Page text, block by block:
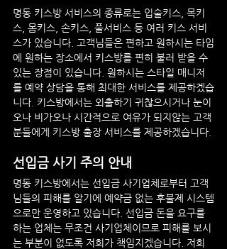
명동 키스방 서비스의 종류로는 입술키스, 목키
스, 몸키스, 손키스, 풀서비스 등 여러 키스 서비
스가 있습니다. 고객님들은 편하고 원하시는 타임
에 원하는 장소에서 키스방를 편히 불러 받을 수
있는 장점이 있습니다. 원하시는 스타일 매니저
를 예약 상담을 통해 최대한 서비스를 제공하겠습
니다. 키스방에서는 외출하기 귀찮으시거나 눈이
오나 비가오나 시간적으로 여유가 되지않는 고객
분들에게 키스방 출장 서비스를 제공하겠습니다.
선입금 사기 주의 안내
명동 키스방에서는 선입금 사기업체로부터 고객
님들의 피해를 알기에 예약금 없는 후불제 시스템
으로만 운영하고 있습니다. 선입금 돈을 요구를
하는 업체는 무조건 사기업체이므로 피해를 보시
는 부분이 없도록 저희가 책임지겠습니다. 저희